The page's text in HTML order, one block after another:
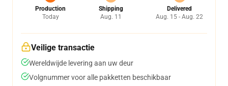
Production
Today
Shipping
Aug. 11
Delivered
Aug. 15 - Aug. 22
Veilige transactie
Wereldwijde levering aan uw deur
Volgnummer voor alle pakketten beschikbaar